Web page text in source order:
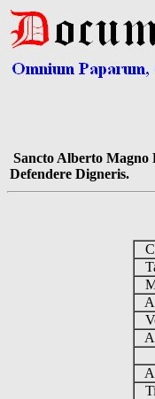
Sancto Alberto Magno
Defendere Digneris.